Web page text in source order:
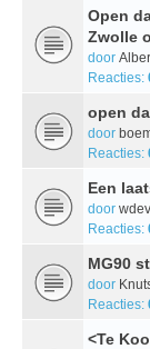
Open
Zwolle
door
Reacties:
open
door
Reacties:
Een
door
Reacties:
MG90
door
Reacties:
<Te